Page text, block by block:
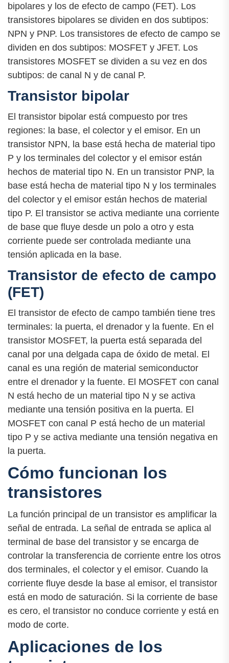
bipolares y los de efecto de campo (FET). Los
transistores bipolares se dividen en dos subtipos:
NPN y PNP. Los transistores de efecto de campo se
dividen en dos subtipos: MOSFET y JFET. Los
transistores MOSFET se dividen a su vez en dos
subtipos: de canal N y de canal P.
Transistor bipolar
El transistor bipolar está compuesto por tres
regiones: la base, el colector y el emisor. En un
transistor NPN, la base está hecha de material tipo
P y los terminales del colector y el emisor están
hechos de material tipo N. En un transistor PNP, la
base está hecha de material tipo N y los terminales
del colector y el emisor están hechos de material
tipo P. El transistor se activa mediante una corriente
de base que fluye desde un polo a otro y esta
corriente puede ser controlada mediante una
tensión aplicada en la base.
Transistor de efecto de campo
(FET)
El transistor de efecto de campo también tiene tres
terminales: la puerta, el drenador y la fuente. En el
transistor MOSFET, la puerta está separada del
canal por una delgada capa de óxido de metal. El
canal es una región de material semiconductor
entre el drenador y la fuente. El MOSFET con canal
N está hecho de un material tipo N y se activa
mediante una tensión positiva en la puerta. El
MOSFET con canal P está hecho de un material
tipo P y se activa mediante una tensión negativa en
la puerta.
Cómo funcionan los
transistores
La función principal de un transistor es amplificar la
señal de entrada. La señal de entrada se aplica al
terminal de base del transistor y se encarga de
controlar la transferencia de corriente entre los otros
dos terminales, el colector y el emisor. Cuando la
corriente fluye desde la base al emisor, el transistor
está en modo de saturación. Si la corriente de base
es cero, el transistor no conduce corriente y está en
modo de corte.
Aplicaciones de los